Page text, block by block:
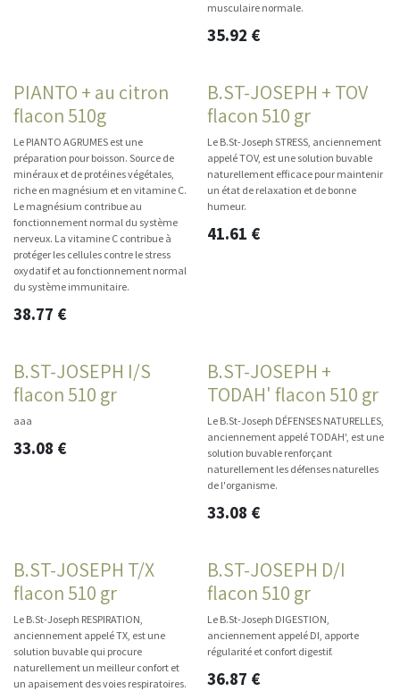
musculaire normale.
35.92 €
PIANTO + au citron
flacon 510g
Le PIANTO AGRUMES est une
préparation pour boisson. Source de
minéraux et de protéines végétales,
riche en magnésium et en vitamine C.
Le magnésium contribue au
fonctionnement normal du système
nerveux. La vitamine C contribue à
protéger les cellules contre le stress
oxydatif et au fonctionnement normal
du système immunitaire.
38.77 €
B.ST-JOSEPH + TOV
flacon 510 gr
Le B.St-Joseph STRESS, anciennement
appelé TOV, est une solution buvable
naturellement efficace pour maintenir
un état de relaxation et de bonne
humeur.
41.61 €
B.ST-JOSEPH I/S
flacon 510 gr
aaa
33.08 €
B.ST-JOSEPH +
TODAH' flacon 510 gr
Le B.St-Joseph DÉFENSES NATURELLES,
anciennement appelé TODAH', est une
solution buvable renforçant
naturellement les défenses naturelles
de l'organisme.
33.08 €
B.ST-JOSEPH T/X
flacon 510 gr
Le B.St-Joseph RESPIRATION,
anciennement appelé TX, est une
solution buvable qui procure
naturellement un meilleur confort et
un apaisement des voies respiratoires.
B.ST-JOSEPH D/I
flacon 510 gr
Le B.St-Joseph DIGESTION,
anciennement appelé DI, apporte
régularité et confort digestif.
36.87 €